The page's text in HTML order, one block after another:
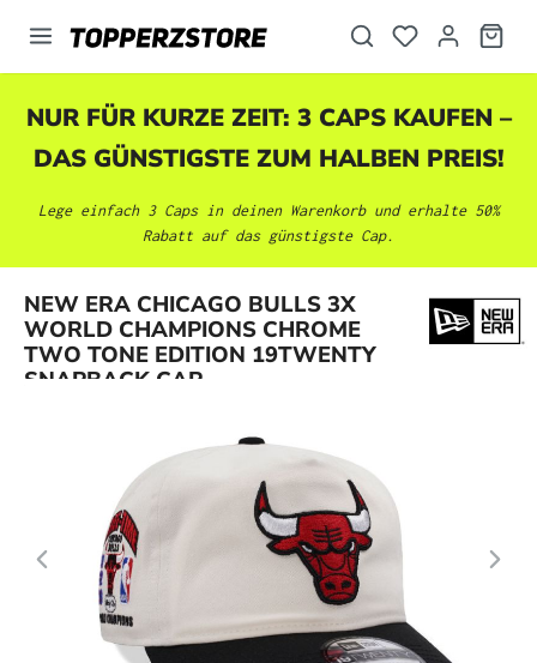
springen
NUR FÜR KURZE ZEIT: 3 CAPS KAUFEN –
DAS GÜNSTIGSTE ZUM HALBEN PREIS!
Lege einfach 3 Caps in deinen Warenkorb und erhalte 50%
Rabatt auf das günstigste Cap.
NEW ERA CHICAGO BULLS 3X
WORLD CHAMPIONS CHROME
TWO TONE EDITION 19TWENTY
SNAPBACK CAP
Bildergalerie überspringen